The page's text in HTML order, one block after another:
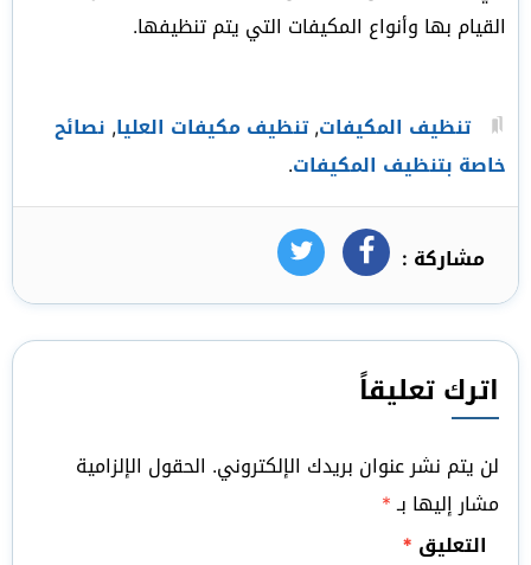
القيام بها وأنواع المكيفات التي يتم تنظيفها.
تنظيف المكيفات,تنظيف مكيفات العليا, نصائح
خاصة بتنظيف المكيفات.
مشاركة : فيسبوكتويتر
اترك تعليقاً
لن يتم نشر عنوان بريدك الإلكتروني. الحقول الإلزامية
مشار إليها بـ*
التعليق *